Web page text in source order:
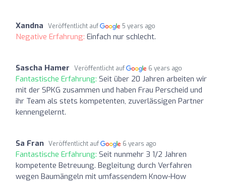
Xandna Veröffentlicht auf 5 years ago
Negative Erfahrung: Einfach nur schlecht.
Sascha Hamer Veröffentlicht auf 6 years ago
Fantastische Erfahrung: Seit über 20 Jahren arbeiten wir
mit der SPKG zusammen und haben Frau Perscheid und
ihr Team als stets kompetenten, zuverlässigen Partner
kennengelernt.
Sa Fran Veröffentlicht auf 6 years ago
Fantastische Erfahrung: Seit nunmehr 3 1/2 Jahren
kompetente Betreuung. Begleitung durch Verfahren
wegen Baumängeln mit umfassendem Know-How